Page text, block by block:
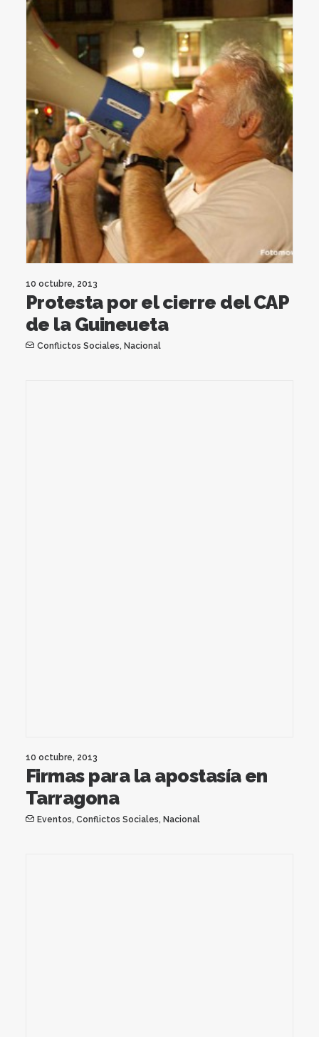
10 octubre, 2013
Protesta por el cierre del CAP
de la Guineueta
Conflictos Sociales, Nacional
10 octubre, 2013
Firmas para la apostasía en
Tarragona
Eventos, Conflictos Sociales, Nacional